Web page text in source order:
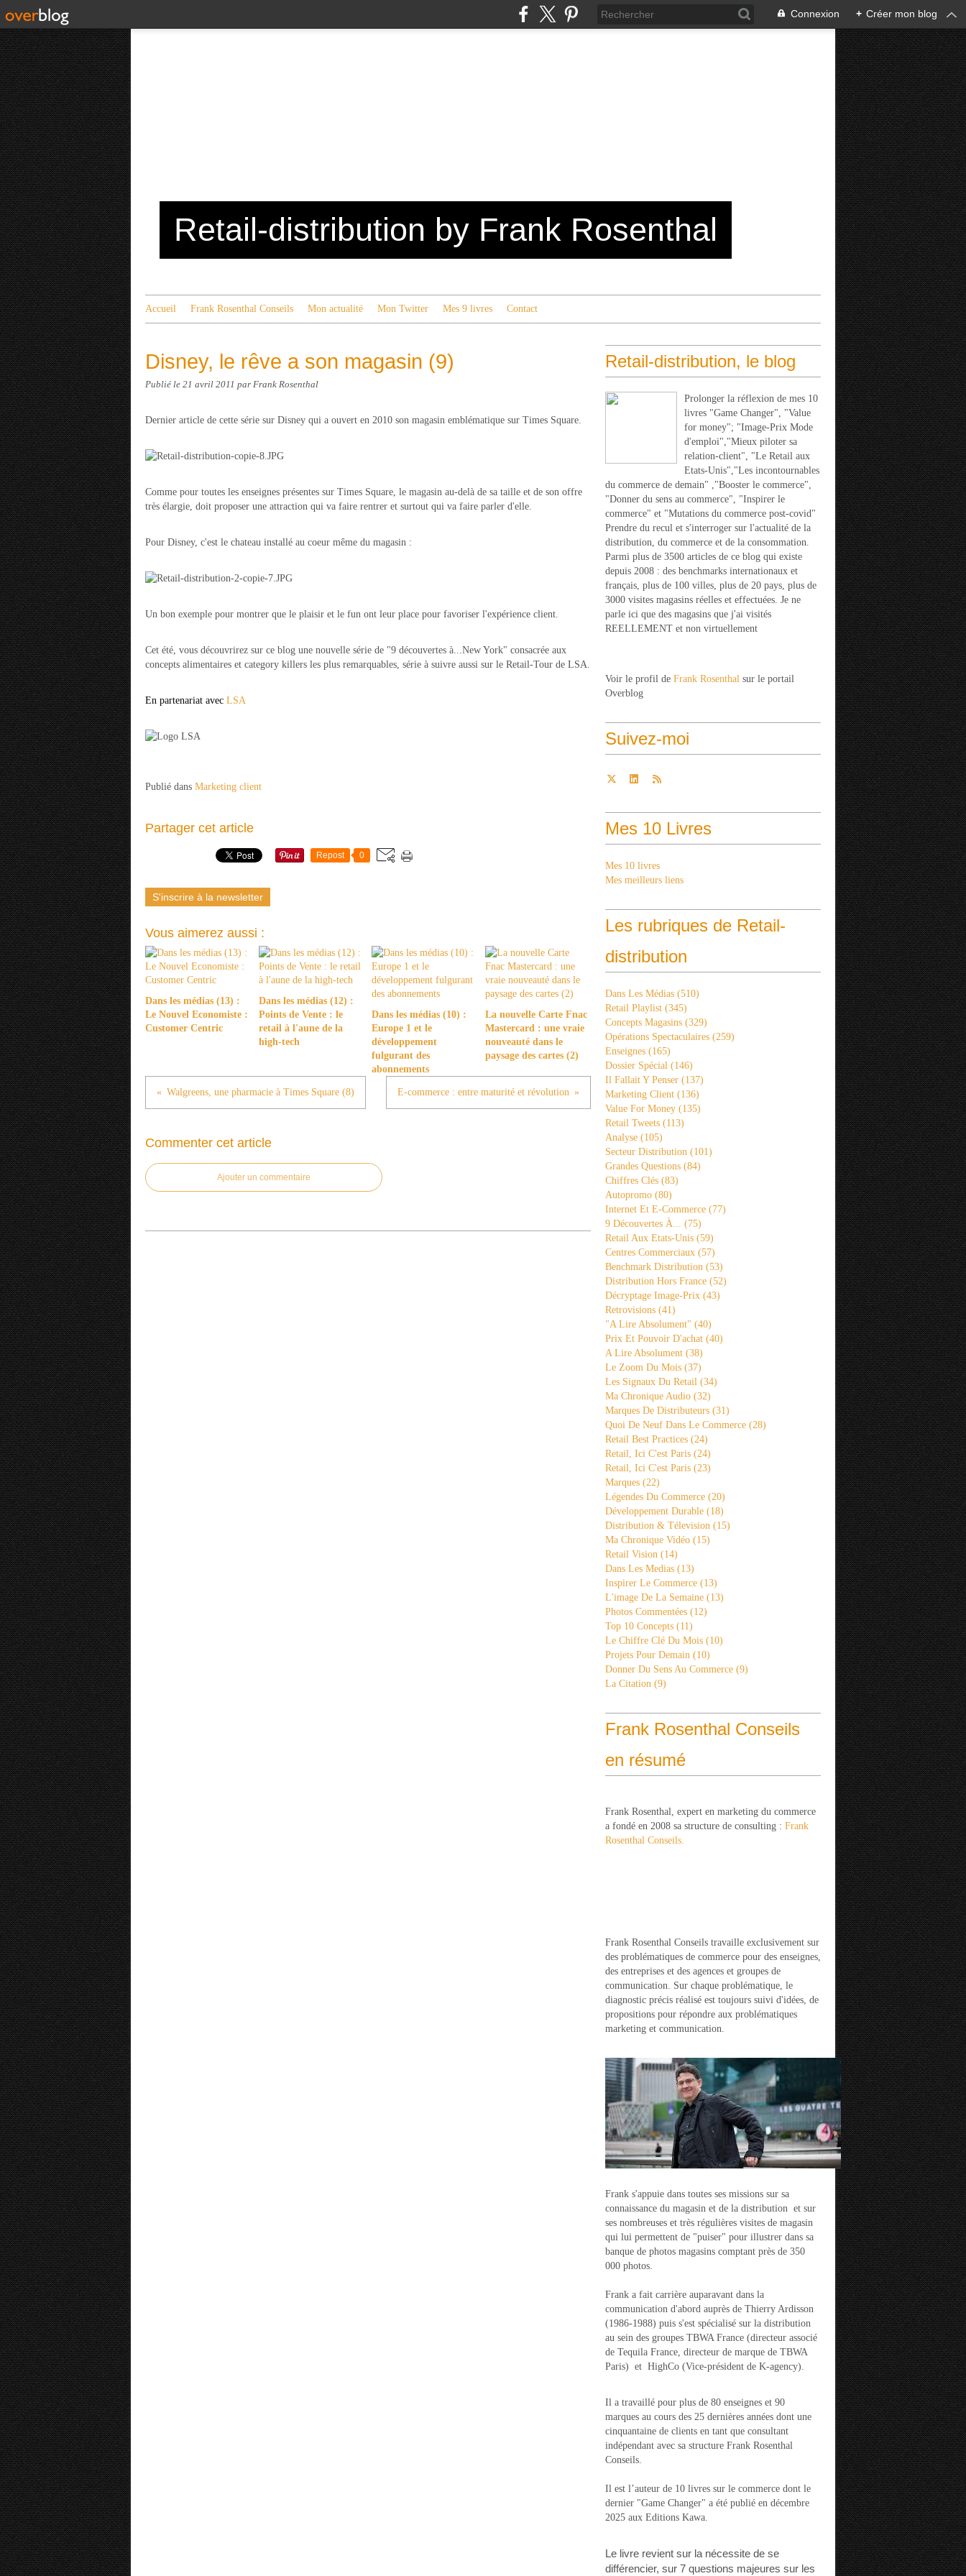
Connexion + Créer mon blog
Retail-distribution by Frank Rosenthal
Accueil Frank Rosenthal Conseils Mon actualité Mon Twitter Mes 9 livres Contact
Disney, le rêve a son magasin (9)
Publié le 21 avril 2011 par Frank Rosenthal
Dernier article de cette série sur Disney qui a ouvert en 2010 son magasin emblématique sur Times Square.
Comme pour toutes les enseignes présentes sur Times Square, le magasin au-delà de sa taille et de son offre
très élargie, doit proposer une attraction qui va faire rentrer et surtout qui va faire parler d'elle.
Pour Disney, c'est le chateau installé au coeur même du magasin :
Un bon exemple pour montrer que le plaisir et le fun ont leur place pour favoriser l'expérience client.
Cet été, vous découvrirez sur ce blog une nouvelle série de "9 découvertes à...New York" consacrée aux
concepts alimentaires et category killers les plus remarquables, série à suivre aussi sur le Retail-Tour de LSA.
En partenariat avec LSA
Publié dans Marketing client
Partager cet article
Repost 0
S'inscrire à la newsletter
Vous aimerez aussi :
Dans les médias (13) :
Le Nouvel Economiste :
Customer Centric
Dans les médias (12) :
Points de Vente : le
retail à l'aune de la
high-tech
Dans les médias (10) :
Europe 1 et le
développement
fulgurant des
abonnements
La nouvelle Carte Fnac
Mastercard : une vraie
nouveauté dans le
paysage des cartes (2)
Walgreens, une pharmacie à Times Square (8) E-commerce : entre maturité et révolution
Commenter cet article
Ajouter un commentaire
Retail-distribution, le blog
Prolonger la réflexion de mes 10
livres "Game Changer", "Value
for money"; "Image-Prix Mode
d'emploi","Mieux piloter sa
relation-client", "Le Retail aux
Etats-Unis","Les incontournables
du commerce de demain" ,"Booster le commerce",
"Donner du sens au commerce", "Inspirer le
commerce" et "Mutations du commerce post-covid"
Prendre du recul et s'interroger sur l'actualité de la
distribution, du commerce et de la consommation.
Parmi plus de 3500 articles de ce blog qui existe
depuis 2008 : des benchmarks internationaux et
français, plus de 100 villes, plus de 20 pays, plus de
3000 visites magasins réelles et effectuées. Je ne
parle ici que des magasins que j'ai visités
REELLEMENT et non virtuellement
Voir le profil de Frank Rosenthal sur le portail
Overblog
Suivez-moi
Mes 10 Livres
Mes 10 livres
Mes meilleurs liens
Les rubriques de Retail-
distribution
Dans Les Médias (510)
Retail Playlist (345)
Concepts Magasins (329)
Opérations Spectaculaires (259)
Enseignes (165)
Dossier Spécial (146)
Il Fallait Y Penser (137)
Marketing Client (136)
Value For Money (135)
Retail Tweets (113)
Analyse (105)
Secteur Distribution (101)
Grandes Questions (84)
Chiffres Clés (83)
Autopromo (80)
Internet Et E-Commerce (77)
9 Découvertes À... (75)
Retail Aux Etats-Unis (59)
Centres Commerciaux (57)
Benchmark Distribution (53)
Distribution Hors France (52)
Décryptage Image-Prix (43)
Retrovisions (41)
"a Lire Absolument" (40)
Prix Et Pouvoir D'achat (40)
A Lire Absolument (38)
Le Zoom Du Mois (37)
Les Signaux Du Retail (34)
Ma Chronique Audio (32)
Marques De Distributeurs (31)
Quoi De Neuf Dans Le Commerce (28)
Retail Best Practices (24)
Retail, Ici C'est Paris (24)
Retail, Ici C'est Paris (23)
Marques (22)
Légendes Du Commerce (20)
Développement Durable (18)
Distribution & Télevision (15)
Ma Chronique Vidéo (15)
Retail Vision (14)
Dans Les Medias (13)
Inspirer Le Commerce (13)
L'image De La Semaine (13)
Photos Commentées (12)
Top 10 Concepts (11)
Le Chiffre Clé Du Mois (10)
Projets Pour Demain (10)
Donner Du Sens Au Commerce (9)
La Citation (9)
Frank Rosenthal Conseils
en résumé
Frank Rosenthal, expert en marketing du commerce
a fondé en 2008 sa structure de consulting : Frank
Rosenthal Conseils.
Frank Rosenthal Conseils travaille exclusivement sur
des problématiques de commerce pour des enseignes,
des entreprises et des agences et groupes de
communication. Sur chaque problématique, le
diagnostic précis réalisé est toujours suivi d'idées, de
propositions pour répondre aux problématiques
marketing et communication.
Frank s'appuie dans toutes ses missions sur sa
connaissance du magasin et de la distribution et sur
ses nombreuses et très régulières visites de magasin
qui lui permettent de "puiser" pour illustrer dans sa
banque de photos magasins comptant près de 350
000 photos.
Frank a fait carrière auparavant dans la
communication d'abord auprès de Thierry Ardisson
(1986-1988) puis s'est spécialisé sur la distribution
au sein des groupes TBWA France (directeur associé
de Tequila France, directeur de marque de TBWA
Paris) et HighCo (Vice-président de K-agency).
Il a travaillé pour plus de 80 enseignes et 90
marques au cours des 25 dernières années dont une
cinquantaine de clients en tant que consultant
indépendant avec sa structure Frank Rosenthal
Conseils.
Il est l’auteur de 10 livres sur le commerce dont le
dernier "Game Changer" a été publié en décembre
2025 aux Editions Kawa.
Le livre revient sur la nécessite de se
différencier, sur 7 questions majeures sur les